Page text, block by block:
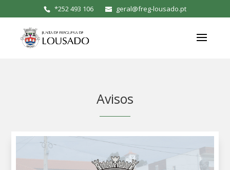
*252 493 106 geral@freg-lousado.pt
Avisos